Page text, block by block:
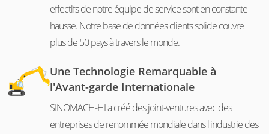
effectifs de notre équipe de service sont en constante
hausse. Notre base de données clients solide couvre
plus de 50 pays à travers le monde.
Une Technologie Remarquable à
l'Avant-garde Internationale
SINOMACH-HI a créé des joint-ventures avec des
entreprises de renommée mondiale dans l'industrie des